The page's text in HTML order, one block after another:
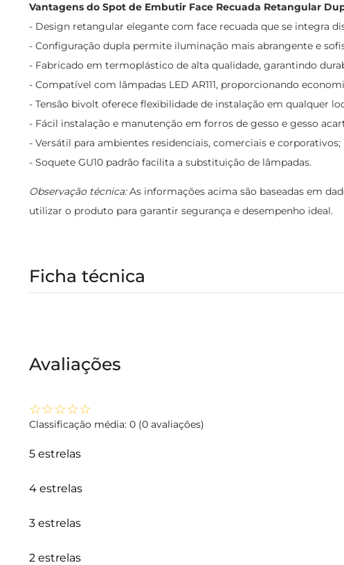
Vantagens do Spot de Embutir Face Recuada Retangular
- Design retangular elegante com face recuada que se integra
- Configuração dupla permite iluminação mais abrangente e
- Fabricado em termoplástico de alta qualidade, garantindo
- Compatível com lâmpadas LED AR111, proporcionando
- Tensão bivolt oferece flexibilidade de instalação em qualquer
- Fácil instalação e manutenção em forros de gesso e gesso
- Versátil para ambientes residenciais, comerciais e corporativos;
- Soquete GU10 padrão facilita a substituição de lâmpadas.
Observação técnica:As informações acima são baseadas em
utilizar o produto para garantir segurança e desempenho ideal.
Ficha técnica
Avaliações
☆☆☆☆☆
Classificação média: 0 (0 avaliações)
5 estrelas
4 estrelas
3 estrelas
2 estrelas